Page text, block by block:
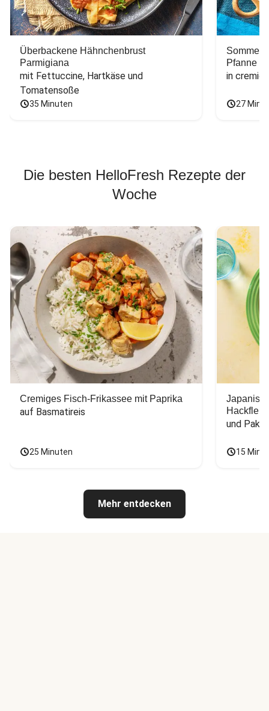
Überbackene Hähnchenbrust
Parmigiana
mit Fettuccine, Hartkäse und
Tomatensoße
35 Minuten
Pfanne
in
27
Die besten HelloFresh Rezepte der
Woche
Cremiges Fisch-Frikassee mit Paprika
auf Basmatireis
25 Minuten
und Pak
15
Mehr entdecken